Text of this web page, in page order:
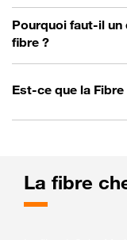
Pourquoi faut-il un
fibre ?
Est-ce que la
La fibre